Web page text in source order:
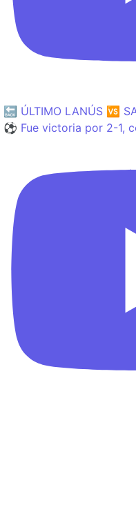
🔙 ÚLTIMO LANÚS 🆚
⚽️ Fue victoria por 2-1,